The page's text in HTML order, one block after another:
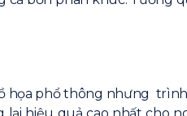
họa phổ thông nhưng